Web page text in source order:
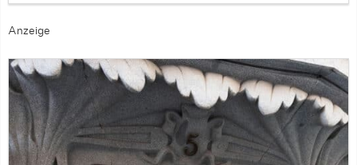
Anzeige